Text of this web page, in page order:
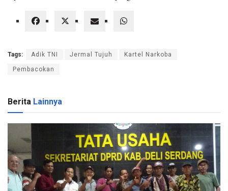
Tags: Adik TNI Jermal Tujuh Kartel Narkoba
Pembacokan
Berita Lainnya